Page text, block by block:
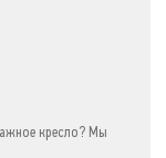
кресло? Мы